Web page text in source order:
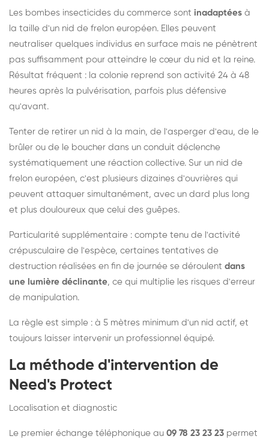
Les bombes insecticides du commerce sont inadaptées à
la taille d'un nid de frelon européen. Elles peuvent
neutraliser quelques individus en surface mais ne pénètrent
pas suffisamment pour atteindre le cœur du nid et la reine.
Résultat fréquent : la colonie reprend son activité 24 à 48
heures après la pulvérisation, parfois plus défensive
qu'avant.
Tenter de retirer un nid à la main, de l'asperger d'eau, de le
brûler ou de le boucher dans un conduit déclenche
systématiquement une réaction collective. Sur un nid de
frelon européen, c'est plusieurs dizaines d'ouvrières qui
peuvent attaquer simultanément, avec un dard plus long
et plus douloureux que celui des guêpes.
Particularité supplémentaire : compte tenu de l'activité
crépusculaire de l'espèce, certaines tentatives de
destruction réalisées en fin de journée se déroulent dans
une lumière déclinante, ce qui multiplie les risques d'erreur
de manipulation.
La règle est simple : à 5 mètres minimum d'un nid actif, et
toujours laisser intervenir un professionnel équipé.
La méthode d'intervention de
Need's Protect
Localisation et diagnostic
Le premier échange téléphonique au 09 78 23 23 23 permet